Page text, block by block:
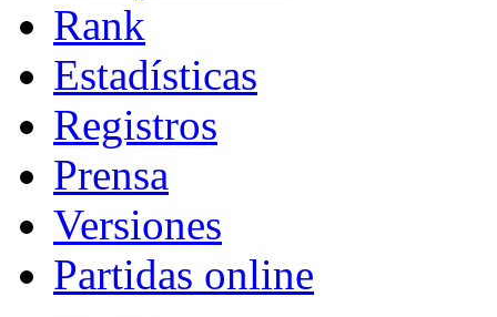
Rank
Estadísticas
Registros
Prensa
Versiones
Partidas online